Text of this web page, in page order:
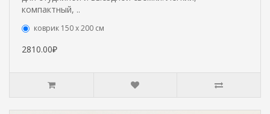
компактный, ..
коврик 150 х 200 см
2810.00₽